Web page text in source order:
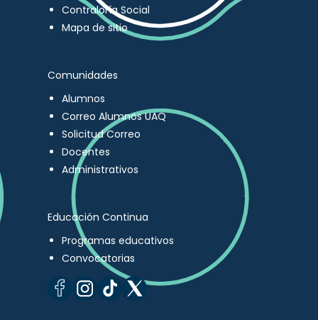
Contraloría Social
Mapa de sitio
Comunidades
Alumnos
Correo Alumnos UAQ
Solicitud Correo
Docentes
Administrativos
Educación Continua
Programas educativos
Convocatorias